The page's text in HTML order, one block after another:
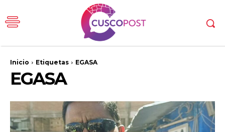
Inicio Etiquetas EGASA
EGASA